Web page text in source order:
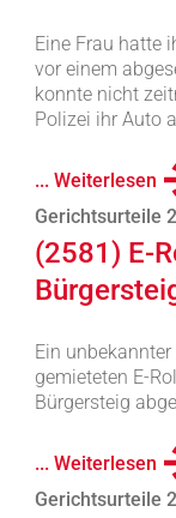
Eine Frau hatte
vor einem
konnte nicht
Polizei ihr Auto
... Weiterlesen
Gerichtsurteile
(2581) E-
Ein
gemieteten E-
Bürgersteig
... Weiterlesen
Gerichtsurteile